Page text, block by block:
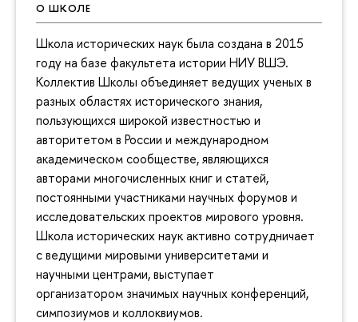
О ШКОЛЕ
Школа исторических наук была создана в 2015
году на базе факультета истории НИУ ВШЭ.
Коллектив Школы объединяет ведущих ученых в
разных областях исторического знания,
пользующихся широкой известностью и
авторитетом в России и международном
академическом сообществе, являющихся
авторами многочисленных книг и статей,
постоянными участниками научных форумов и
исследовательских проектов мирового уровня.
Школа исторических наук активно сотрудничает
с ведущими мировыми университетами и
научными центрами, выступает
организатором значимых научных конференций,
симпозиумов и коллоквиумов.